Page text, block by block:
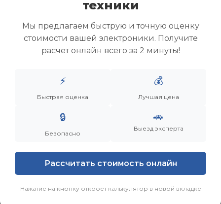
Скупка ноутбуков
Скупка игровых ноутбуков
Скупка рабочих ноутбуков
Скупка старых ноутбуков (б/у)
Скупка роутеров и сетевого оборудования
техники
Мы предлагаем быструю и точную оценку
стоимости вашей электроники. Получите
расчет онлайн всего за 2 минуты!
⚡
Быстрая оценка
💰
Лучшая цена
🔒
Безопасно
🚗
Выезд эксперта
Рассчитать стоимость онлайн
Нажатие на кнопку откроет калькулятор в новой вкладке